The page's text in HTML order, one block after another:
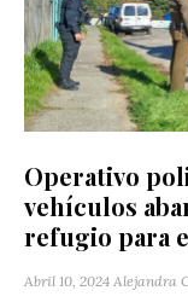
Operativo
vehículos
refugio para
Abril 10, 2024 Alejandra